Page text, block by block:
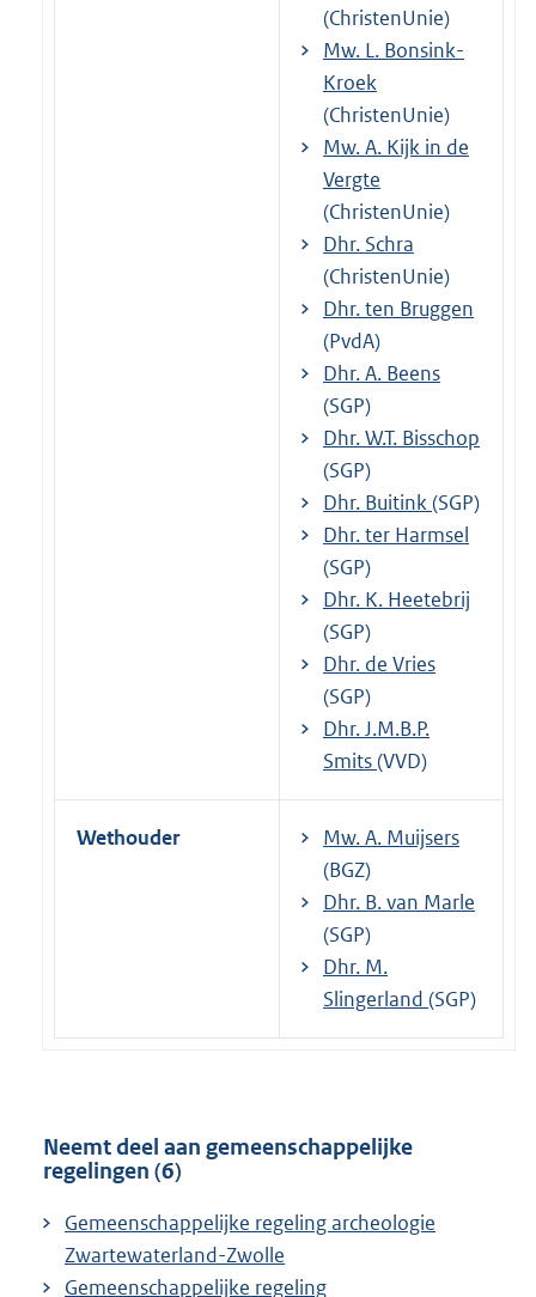
(ChristenUnie)
Mw. L. Bonsink-
Kroek
(ChristenUnie)
Mw. A. Kijk in de
Vergte
(ChristenUnie)
Dhr. Schra
(ChristenUnie)
Dhr. ten Bruggen
(PvdA)
Dhr. A. Beens
(SGP)
Dhr. W.T. Bisschop
(SGP)
Dhr. Buitink(SGP)
Dhr. ter Harmsel
(SGP)
Dhr. K. Heetebrij
(SGP)
Dhr. de Vries
(SGP)
Dhr. J.M.B.P.
Smits(VVD)
Wethouder
Mw. A. Muijsers
(BGZ)
Dhr. B. van Marle
(SGP)
Dhr. M.
Slingerland (SGP)
Neemt deel aan gemeenschappelijke
regelingen (6)
Gemeenschappelijke regeling archeologie
Zwartewaterland-Zwolle
Gemeenschappelijke regeling